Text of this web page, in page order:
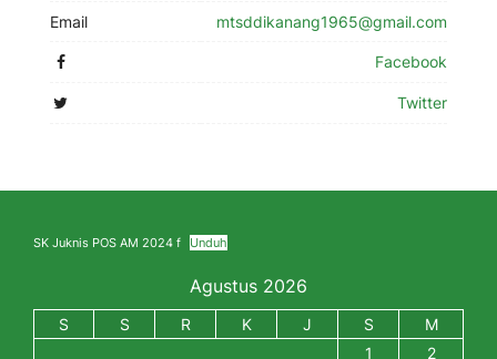
Email mtsddikanang1965@gmail.com
Facebook
Twitter
SK Juknis POS AM 2024 f Unduh
Agustus 2026
S S R K J S
M
1
2